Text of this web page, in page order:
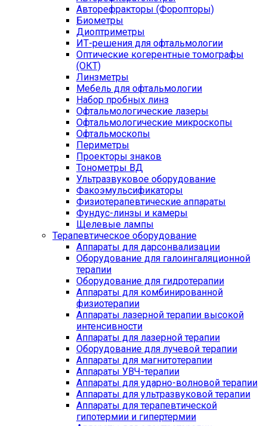
Авторефракторы (Форопторы)
Биометры
Диоптриметры
ИТ-решения для офтальмологии
Оптические когерентные томографы
(ОКТ)
Линзметры
Мебель для офтальмологии
Набор пробных линз
Офтальмологические лазеры
Офтальмологические микроскопы
Офтальмоскопы
Периметры
Проекторы знаков
Тонометры ВД
Ультразвуковое оборудование
Факоэмульсификаторы
Физиотерапевтические аппараты
Фундус-линзы и камеры
Щелевые лампы
Терапевтическое оборудование
Аппараты для дарсонвализации
Оборудование для галоингаляционной
терапии
Оборудование для гидротерапии
Аппараты для комбинированной
физиотерапии
Аппараты лазерной терапии высокой
интенсивности
Аппараты для лазерной терапии
Оборудование для лучевой терапии
Аппараты для магнитотерапии
Аппараты УВЧ-терапии
Аппараты для ударно-волновой терапии
Аппараты для ультразвуковой терапии
Аппараты для терапевтической
гипотермии и гипертермии